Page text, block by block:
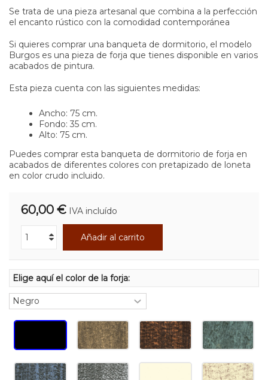
Se trata de una pieza artesanal que combina a la perfección
el encanto rústico con la comodidad contemporánea
Si quieres comprar una banqueta de dormitorio, el modelo
Burgos es una pieza de forja que tienes disponible en varios
acabados de pintura.
Esta pieza cuenta con las siguientes medidas:
Ancho: 75 cm.
Fondo: 35 cm.
Alto: 75 cm.
Puedes comprar esta banqueta de dormitorio de forja en
acabados de diferentes colores con pretapizado de loneta
en color crudo incluido.
60,00 € IVA incluído
Añadir al carrito
Elige aquí el color de la forja: